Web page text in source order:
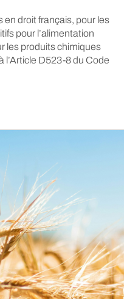
droit français, pour les
pour l’alimentation
les produits chimiques
l’Article D523-8 du Code